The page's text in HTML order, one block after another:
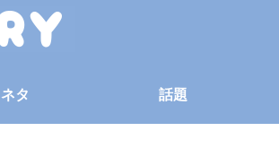
ネタ 話題